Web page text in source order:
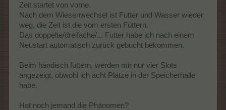
Zeit startet von vorne.
Nach dem Wiesenwechsel ist Futter und Wasser wieder
weg, die Zeit ist die vom ersten Füttern.
Das doppelte/dreifache/... Futter habe ich nach einem
Neustart automatisch zurück gebucht bekommen.
Beim händisch füttern, werden mir nur vier Slots
angezeigt, obwohl ich acht Plätze in der Speicherhalle
habe.
Hat noch jemand die Phänomen?